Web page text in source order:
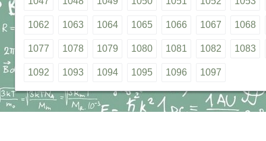
1062 1063 1064 1065 1066 1067 1068
1077 1078 1079 1080 1081 1082 1083
1092 1093 1094 1095 1096 1097